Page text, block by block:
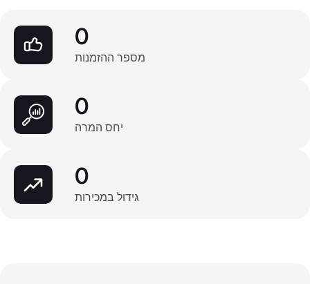
0
מספר ההזמנות
0
יחס המרה
0
גידול במכירות